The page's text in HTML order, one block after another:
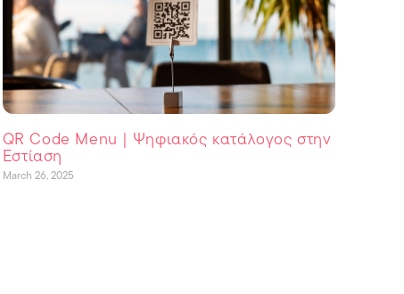
QR Code Menu | Ψηφιακός κατάλογος στην
Εστίαση
March 26, 2025